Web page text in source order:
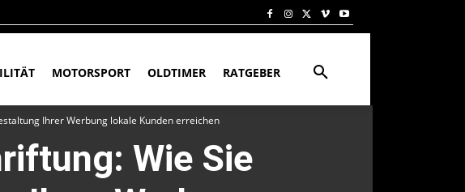
MOTORSPORT OLDTIMER RATGEBER
Ihrer Werbung lokale Kunden erreichen
Wie Sie